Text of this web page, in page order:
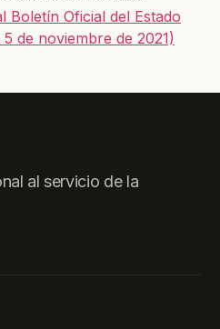
Boletín Oficial del Estado
de noviembre de 2021)
al servicio de la